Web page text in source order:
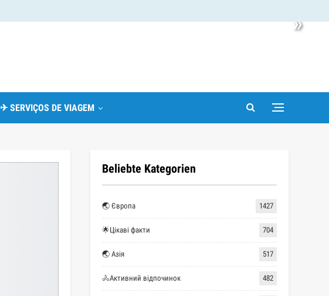
»
✈ SERVIÇOS DE VIAGEM
Beliebte Kategorien
🌏 Європа 1427
🌟Цікаві факти 704
🌏 Азія 517
🚴Активний відпочинок 482